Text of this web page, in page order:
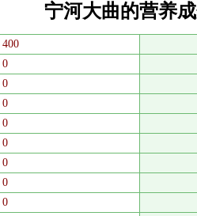
宁河大曲的营养
400
0
0
0
0
0
0
0
0